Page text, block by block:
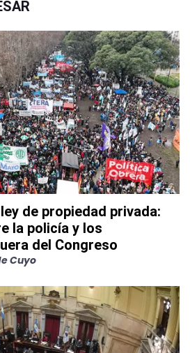
de propiedad privada:
la policía y los
del Congreso
Cuyo